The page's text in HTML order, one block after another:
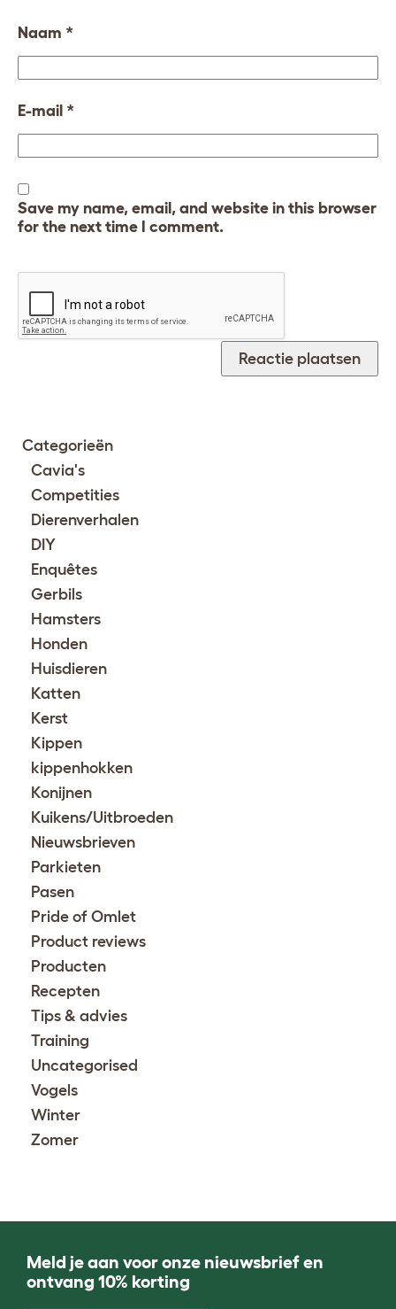
Naam *
E-mail *
Save my name, email, and website in this browser
for the next time I comment.
Categorieën
Cavia's
Competities
Dierenverhalen
DIY
Enquêtes
Gerbils
Hamsters
Honden
Huisdieren
Katten
Kerst
Kippen
kippenhokken
Konijnen
Kuikens/Uitbroeden
Nieuwsbrieven
Parkieten
Pasen
Pride of Omlet
Product reviews
Producten
Recepten
Tips & advies
Training
Uncategorised
Vogels
Winter
Zomer
Meld je aan voor onze nieuwsbrief en
ontvang 10% korting